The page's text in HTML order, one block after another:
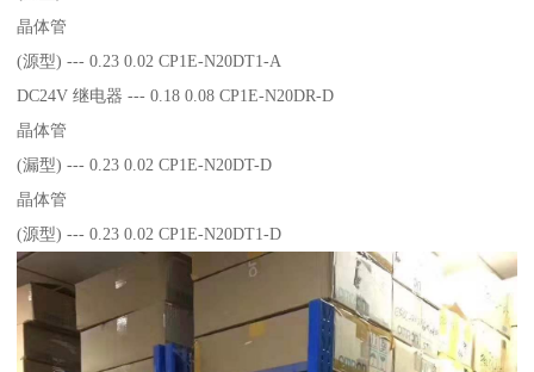
晶体管
(源型) --- 0.23 0.02 CP1E-N20DT1-A
DC24V 继电器 --- 0.18 0.08 CP1E-N20DR-D
晶体管
(漏型) --- 0.23 0.02 CP1E-N20DT-D
晶体管
(源型) --- 0.23 0.02 CP1E-N20DT1-D